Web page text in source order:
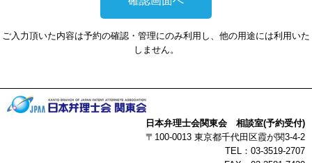
議システムを利用する事によって生じた不利益または損害に対して、
当会は、一切の責任を負い兼ねます。この点あらかじめご了承くださ
い。
本人確認書類を提示頂けない場合は、相談を受けることができません。
ご入力頂いた内容は予約の確認・管理にのみ利用し、他の用途には利用いた
しません。
日本弁理士会関東会 相談室(予約受付)
〒100-0013 東京都千代田区霞が関3-4-2
TEL：03-3519-2707